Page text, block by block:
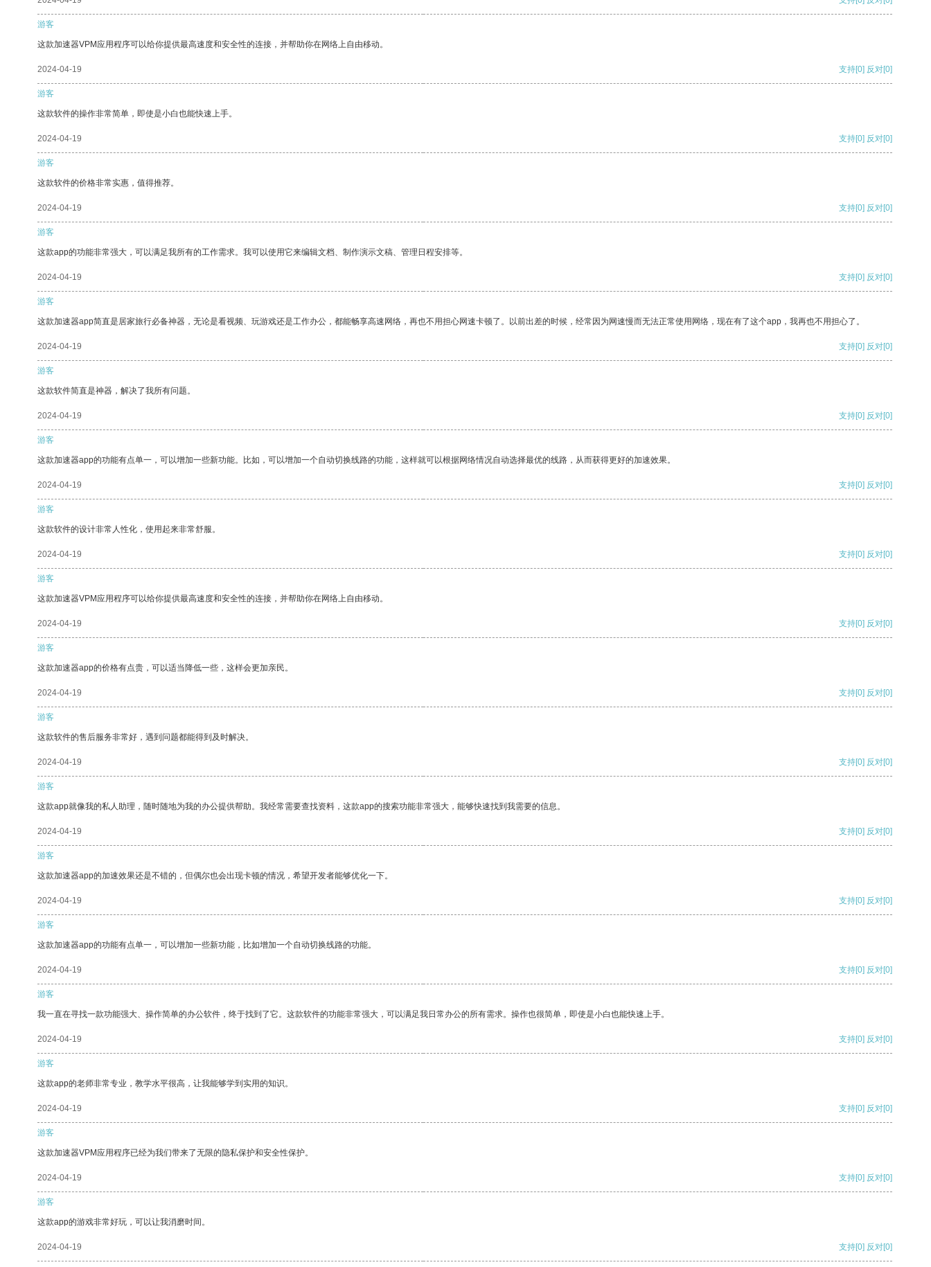
游客
这款加速器VPM应用程序可以给你提供最高速度和安全性的连接，并帮助你在网络上自由移动。
2024-04-19 支持[0] 反对[0]
游客
这款软件的操作非常简单，即使是小白也能快速上手。
2024-04-19 支持[0] 反对[0]
游客
这款软件的价格非常实惠，值得推荐。
2024-04-19 支持[0] 反对[0]
游客
这款app的功能非常强大，可以满足我所有的工作需求。我可以使用它来编辑文档、制作演示文稿、管理日程安排等。
2024-04-19 支持[0] 反对[0]
游客
这款加速器app简直是居家旅行必备神器，无论是看视频、玩游戏还是工作办公，都能畅享高速网络，再也不用担心网速卡顿了。以前出差的时候，经常因为网速慢而无法正常使用网络，现在有了这个app，我再也不用担心了。
2024-04-19 支持[0] 反对[0]
游客
这款软件简直是神器，解决了我所有问题。
2024-04-19 支持[0] 反对[0]
游客
这款加速器app的功能有点单一，可以增加一些新功能。比如，可以增加一个自动切换线路的功能，这样就可以根据网络情况自动选择最优的线路，从而获得更好的加速效果。
2024-04-19 支持[0] 反对[0]
游客
这款软件的设计非常人性化，使用起来非常舒服。
2024-04-19 支持[0] 反对[0]
游客
这款加速器VPM应用程序可以给你提供最高速度和安全性的连接，并帮助你在网络上自由移动。
2024-04-19 支持[0] 反对[0]
游客
这款加速器app的价格有点贵，可以适当降低一些，这样会更加亲民。
2024-04-19 支持[0] 反对[0]
游客
这款软件的售后服务非常好，遇到问题都能得到及时解决。
2024-04-19 支持[0] 反对[0]
游客
这款app就像我的私人助理，随时随地为我的办公提供帮助。我经常需要查找资料，这款app的搜索功能非常强大，能够快速找到我需要的信息。
2024-04-19 支持[0] 反对[0]
游客
这款加速器app的加速效果还是不错的，但偶尔也会出现卡顿的情况，希望开发者能够优化一下。
2024-04-19 支持[0] 反对[0]
游客
这款加速器app的功能有点单一，可以增加一些新功能，比如增加一个自动切换线路的功能。
2024-04-19 支持[0] 反对[0]
游客
我一直在寻找一款功能强大、操作简单的办公软件，终于找到了它。这款软件的功能非常强大，可以满足我日常办公的所有需求。操作也很简单，即使是小白也能快速上手。
2024-04-19 支持[0] 反对[0]
游客
这款app的老师非常专业，教学水平很高，让我能够学到实用的知识。
2024-04-19 支持[0] 反对[0]
游客
这款加速器VPM应用程序已经为我们带来了无限的隐私保护和安全性保护。
2024-04-19 支持[0] 反对[0]
游客
这款app的游戏非常好玩，可以让我消磨时间。
2024-04-19 支持[0] 反对[0]